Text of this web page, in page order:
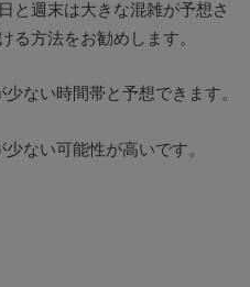
と週末は大きな混雑が予想さ
る方法をお勧めします。
ない時間帯と予想できます。
ない可能性が高いです。